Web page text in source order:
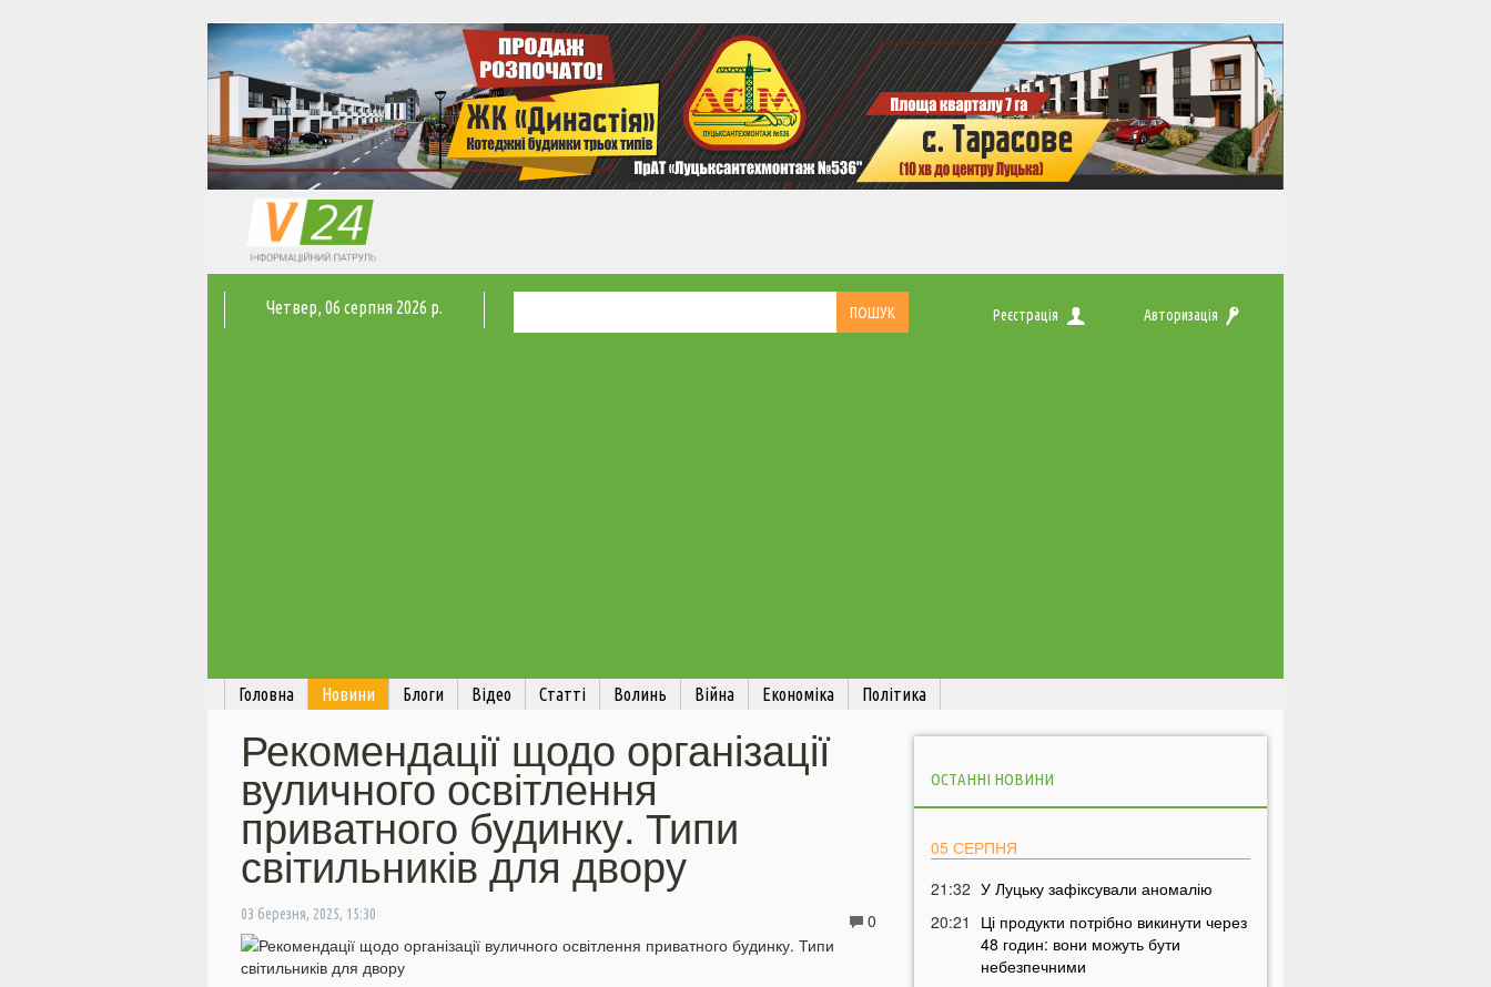
Четвер, 06 серпня 2026 р. Реєстрація Авторизація
Головна Новини Блоги Відео Статті Волинь Війна Економіка Політика
Рекомендації щодо організації
вуличного освітлення
приватного будинку. Типи
світильників для двору
03 березня, 2025, 15:30 0
ОСТАННІ НОВИНИ
05 СЕРПНЯ
21:32 У Луцьку зафіксували аномалію
20:21
Ці продукти потрібно викинути через
48 годин: вони можуть бути
небезпечними